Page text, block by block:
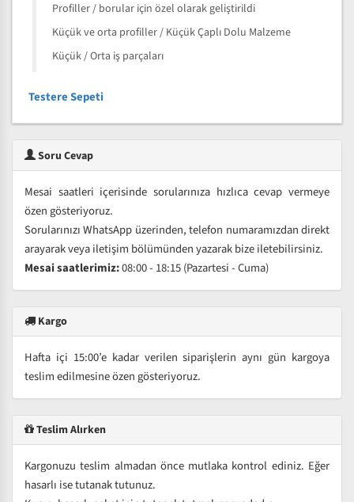
Profiller / borular için özel olarak geliştirildi
Küçük ve orta profiller / Küçük Çaplı Dolu Malzeme
Küçük / Orta iş parçaları
Testere Sepeti
Soru Cevap
Mesai saatleri içerisinde sorularınıza hızlıca cevap vermeye
özen gösteriyoruz.
Sorularınızı WhatsApp üzerinden, telefon numaramızdan direkt
arayarak veya iletişim bölümünden yazarak bize iletebilirsiniz.
Mesai saatlerimiz:08:00 - 18:15 (Pazartesi - Cuma)
Kargo
Hafta içi 15:00’e kadar verilen siparişlerin aynı gün kargoya
teslim edilmesine özen gösteriyoruz.
Teslim Alırken
Kargonuzu teslim almadan önce mutlaka kontrol ediniz. Eğer
hasarlı ise tutanak tutunuz.